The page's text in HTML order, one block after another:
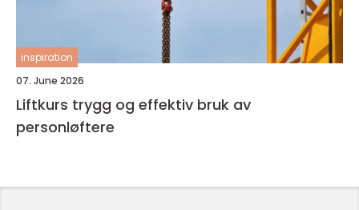
inspiration
07. June 2026
Liftkurs trygg og effektiv bruk av
personløftere